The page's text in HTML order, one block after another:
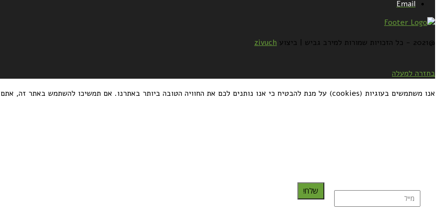
Email
@2021 - כל הזכויות שמורות למירב גביש | ביצוע zivuch
בחזרה למעלה
אנו משתמשים בעוגיות (cookies) על מנת להבטיח כי אנו נותנים לכם את החוויה הטובה ביותר באתרנו. אם תמשיכו להשתמש באתר זה, אתם מסכימים לזה
שלח!